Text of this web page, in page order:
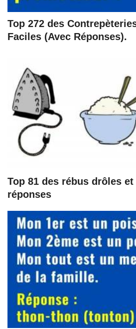
Top 272 des
Faciles (Avec Réponses).
Top 81 des rébus drôles
réponses